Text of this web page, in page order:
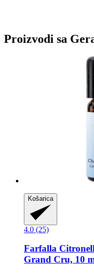
Proizvodi sa
Košarica
4.0 (25)
Farfalla
Grand Cru, 10